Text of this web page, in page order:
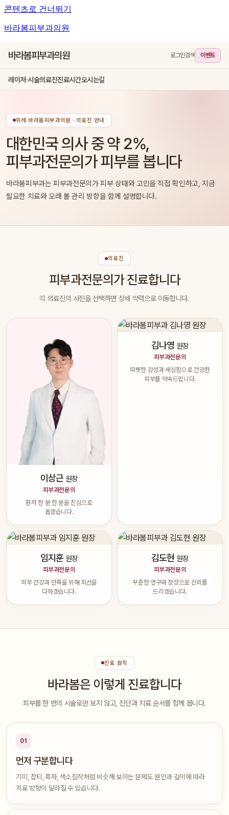
콘텐츠로 건너뛰기
바라봄피부과의원
바라봄피부과의원 로그인검색 이벤트
레이저·시술의료진진료시간오시는길
위례 바라봄피부과의원 · 의료진 안내
대한민국 의사 중 약 2%,
피부과전문의가 피부를 봅니다
바라봄피부과는 피부과전문의가 피부 상태와 고민을 직접 확인하고, 지금
필요한 치료와 오래 볼 관리 방향을 함께 설명합니다.
의료진
피부과전문의가 진료합니다
각 의료진의 사진을 선택하면 상세 약력으로 이동합니다.
이상근 원장
피부과전문의
환자 한 분 한 분을 진심으로
돕겠습니다.
김나영 원장
피부과전문의
따뜻한 감성과 세심함으로 건강한
피부를 약속드립니다.
임지훈 원장
피부과전문의
피부 건강과 만족을 위해 최선을
다하겠습니다.
김도현 원장
피부과전문의
꾸준한 연구와 정성으로 신뢰를
드리겠습니다.
진료 원칙
바라봄은 이렇게 진료합니다
피부를 한 번의 시술로만 보지 않고, 진단과 치료 순서를 함께 봅니다.
01
먼저 구분합니다
기미, 잡티, 흑자, 색소침착처럼 비슷해 보이는 문제도 원인과 깊이에 따라
치료 방향이 달라질 수 있습니다.